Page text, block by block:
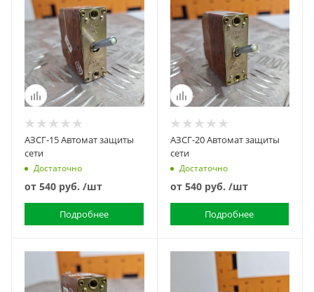
АЗСГ-15 Автомат защиты
сети
Достаточно
от 540 руб. /шт
Подробнее
АЗСГ-20 Автомат защиты
сети
Достаточно
от 540 руб. /шт
Подробнее